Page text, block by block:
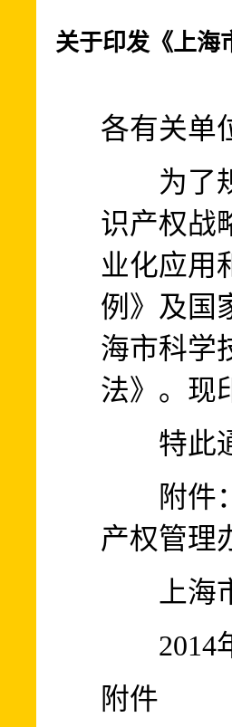
关于印发《上海
各有关单
为了规
识产权战
业化应用
例》及国
海市科学
法》。现
特此通
附件：
产权管理
上海市
2014年
附件